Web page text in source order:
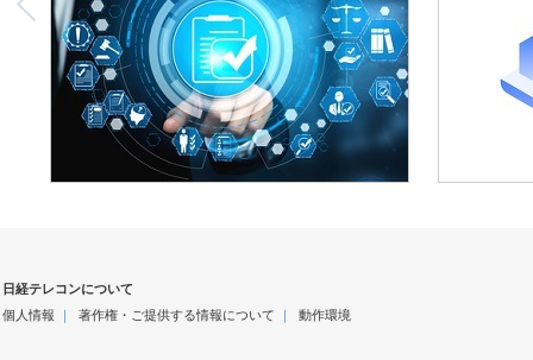
日経テレコンについて
個人情報 ｜ 著作権・ご提供する情報について ｜ 動作環境